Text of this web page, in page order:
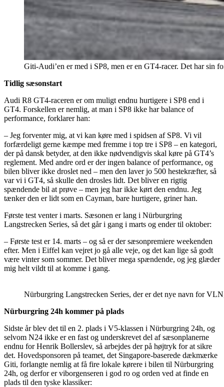
Giti-Audi’en er med i SP8, men er en GT4-racer. Det har sin
Tidlig sæsonstart
Audi R8 GT4-raceren er om muligt endnu hurtigere i SP8 end i
GT4. Forskellen er nemlig, at man i SP8 ikke har balance of
performance, forklarer han:
– Jeg forventer mig, at vi kan køre med i spidsen af SP8. Vi vil
forfærdeligt gerne kæmpe med fremme i top tre i SP8 – en kategori,
der på dansk betyder, at den ikke nødvendigvis skal køre på GT4’s
reglement. Med andre ord er der ingen balance of performance, og
bilen bliver ikke droslet ned – men den laver jo 500 hestekræfter, så
var vi i GT4, så skulle den drosles lidt. Det bliver en rigtig
spændende bil at prøve – men jeg har ikke kørt den endnu. Jeg
tænker den er lidt som en Cayman, bare hurtigere, griner han.
Første test venter i marts. Sæsonen er lang i Nürburgring
Langstrecken Series, så det går i gang i marts og ender til oktober:
– Første test er 14. marts – og så er der sæsonpremiere weekenden
efter. Men i Eiffel kan vejret jo gå alle veje, og det kan lige så godt
være vinter som sommer. Det bliver mega spændende, og jeg glæder
mig helt vildt til at komme i gang.
Nürburgring Langstrecken Series, der er det nye navn for
Nürburgring 24h kommer på plads
Sidste år blev det til en 2. plads i V5-klassen i Nürburgring 24h, og
selvom N24 ikke er en fast og underskrevet del af sæsonplanerne
endnu for Henrik Bollerslev, så arbejdes der på højtryk for at sikre
det. Hovedsponsoren på teamet, det Singapore-baserede dækmærke
Giti, forlangte nemlig at få fire lokale kørere i bilen til Nürburgring
24h, og derfor er viborgenseren i god ro og orden ved at finde en
plads til den tyske klassiker: